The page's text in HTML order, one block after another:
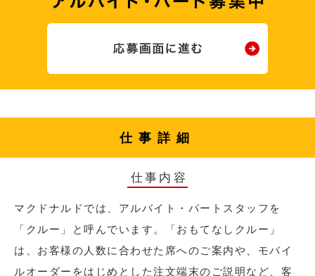
仕事詳細
仕事内容
マクドナルドでは、アルバイト・パートスタッフを
「クルー」と呼んでいます。「おもてなしクルー」
は、お客様の人数に合わせた席へのご案内や、モバイ
ルオーダーをはじめとした注文端末のご説明など、客